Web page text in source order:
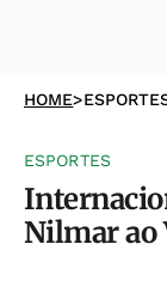
HOME>
ESPORTES
Nilmar ao